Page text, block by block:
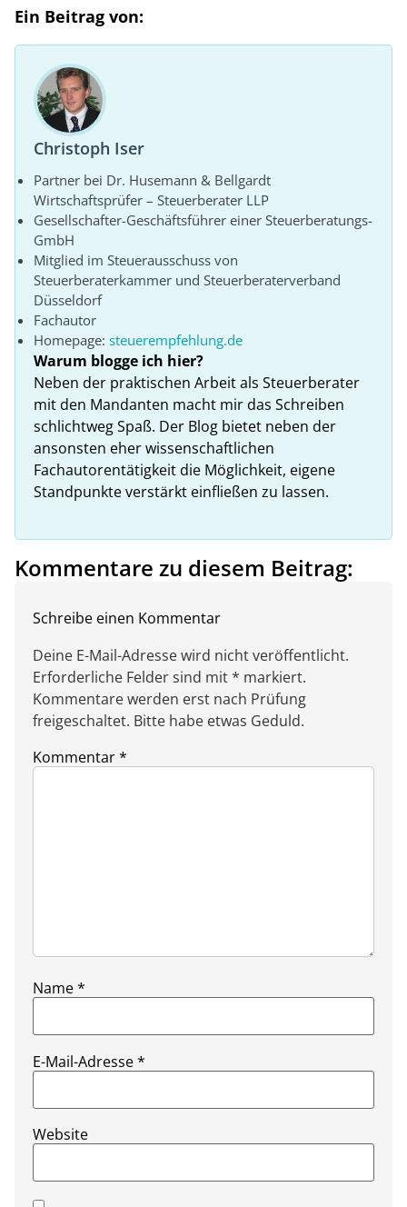
Ein Beitrag von:
Christoph Iser
Partner bei Dr. Husemann & Bellgardt
Wirtschaftsprüfer – Steuerberater LLP
Gesellschafter-Geschäftsführer einer Steuerberatungs-
GmbH
Mitglied im Steuerausschuss von
Steuerberaterkammer und Steuerberaterverband
Düsseldorf
Fachautor
Homepage: steuerempfehlung.de
Warum blogge ich hier?
Neben der praktischen Arbeit als Steuerberater
mit den Mandanten macht mir das Schreiben
schlichtweg Spaß. Der Blog bietet neben der
ansonsten eher wissenschaftlichen
Fachautorentätigkeit die Möglichkeit, eigene
Standpunkte verstärkt einfließen zu lassen.
Kommentare zu diesem Beitrag:
Schreibe einen Kommentar
Deine E-Mail-Adresse wird nicht veröffentlicht.
Erforderliche Felder sind mit * markiert.
Kommentare werden erst nach Prüfung
freigeschaltet. Bitte habe etwas Geduld.
Kommentar*
Name*
E-Mail-Adresse*
Website